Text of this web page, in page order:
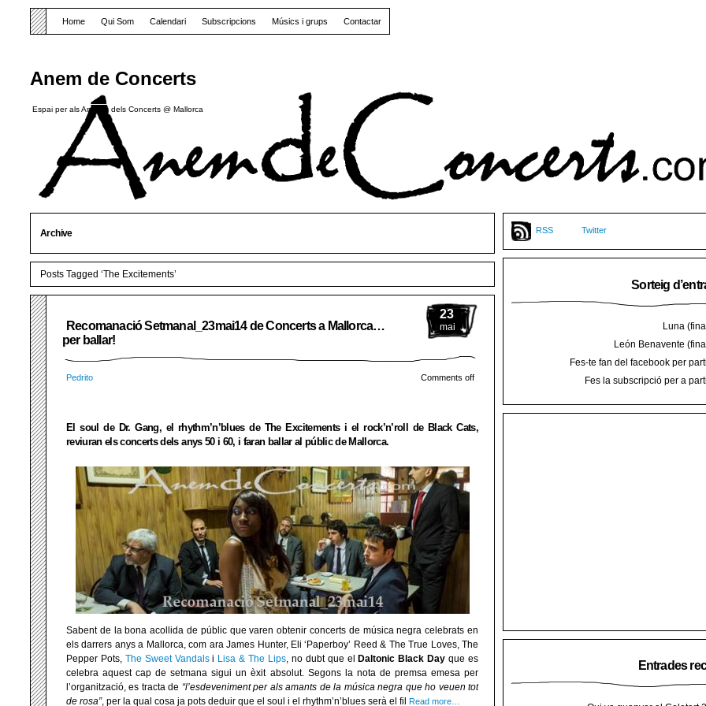
Anem de Concerts
Espai per als Amants dels Concerts @ Mallorca
Home Qui Som Calendari Subscripcions Músics i grups Contactar
Archive
Posts Tagged ‘The Excitements’
23
mai
Recomanació Setmanal_23mai14 de Concerts a Mallorca…
per ballar!
Pedrito Comments off
El soul de Dr. Gang, el rhythm’n’blues de The Excitements i el rock’n’roll de Black Cats,
reviuran els concerts dels anys 50 i 60, i faran ballar al públic de Mallorca.
Sabent de la bona acollida de públic que varen obtenir concerts de música negra celebrats en
els darrers anys a Mallorca, com ara James Hunter, Eli ‘Paperboy’ Reed & The True Loves, The
Pepper Pots, The Sweet Vandalsi Lisa & The Lips, no dubt que el Daltonic Black Day que es
celebra aquest cap de setmana sigui un èxit absolut. Segons la nota de premsa emesa per
l’organització, es tracta de “l’esdeveniment per als amants de la música negra que ho veuen tot
de rosa”, per la qual cosa ja pots deduir que el soul i el rhythm’n’blues serà el fil Read more…
RSS Twitter
Sorteig
Luna
León Benavente
Fes-te fan del facebook per
Fes la subscripció per a
Entrades